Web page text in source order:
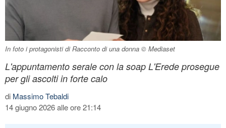
In foto i protagonisti di Racconto di una donna © Mediaset
L'appuntamento serale con la soap L'Erede prosegue
per gli ascolti in forte calo
di Massimo Tebaldi
14 giugno 2026 alle ore 21:14